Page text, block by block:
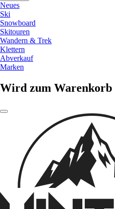
Neues
Ski
Snowboard
Skitouren
Wandern & Trek
Klettern
Abverkauf
Marken
Wird zum Warenkorb